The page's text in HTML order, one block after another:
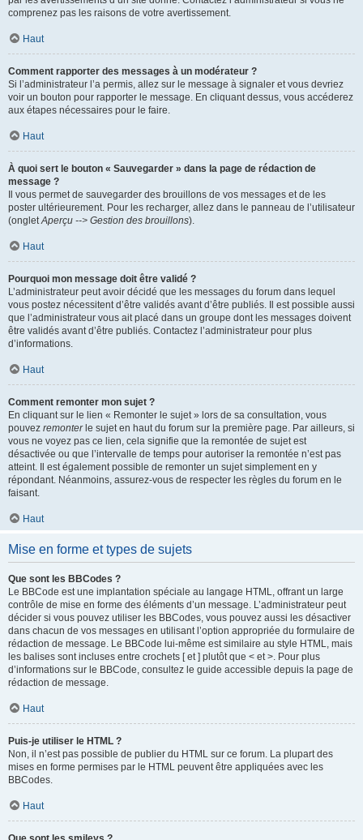
comprenez pas les raisons de votre avertissement.
Haut
Comment rapporter des messages à un modérateur ?
Si l’administrateur l’a permis, allez sur le message à signaler et vous devriez
voir un bouton pour rapporter le message. En cliquant dessus, vous accéderez
aux étapes nécessaires pour le faire.
Haut
À quoi sert le bouton « Sauvegarder » dans la page de rédaction de
message ?
Il vous permet de sauvegarder des brouillons de vos messages et de les
poster ultérieurement. Pour les recharger, allez dans le panneau de l’utilisateur
(ongletAperçu --> Gestion des brouillons).
Haut
Pourquoi mon message doit être validé ?
L’administrateur peut avoir décidé que les messages du forum dans lequel
vous postez nécessitent d’être validés avant d’être publiés. Il est possible aussi
que l’administrateur vous ait placé dans un groupe dont les messages doivent
être validés avant d’être publiés. Contactez l’administrateur pour plus
d’informations.
Haut
Comment remonter mon sujet ?
En cliquant sur le lien « Remonter le sujet » lors de sa consultation, vous
pouvez remonterle sujet en haut du forum sur la première page. Par ailleurs, si
vous ne voyez pas ce lien, cela signifie que la remontée de sujet est
désactivée ou que l’intervalle de temps pour autoriser la remontée n’est pas
atteint. Il est également possible de remonter un sujet simplement en y
répondant. Néanmoins, assurez-vous de respecter les règles du forum en le
faisant.
Haut
Mise en forme et types de sujets
Que sont les BBCodes ?
Le BBCode est une implantation spéciale au langage HTML, offrant un large
contrôle de mise en forme des éléments d’un message. L’administrateur peut
décider si vous pouvez utiliser les BBCodes, vous pouvez aussi les désactiver
dans chacun de vos messages en utilisant l’option appropriée du formulaire de
rédaction de message. Le BBCode lui-même est similaire au style HTML, mais
les balises sont incluses entre crochets [ et ] plutôt que < et >. Pour plus
d’informations sur le BBCode, consultez le guide accessible depuis la page de
rédaction de message.
Haut
Puis-je utiliser le HTML ?
Non, il n’est pas possible de publier du HTML sur ce forum. La plupart des
mises en forme permises par le HTML peuvent être appliquées avec les
BBCodes.
Haut